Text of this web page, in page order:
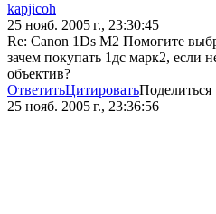
kapjicoh
25 нояб. 2005 г., 23:30:45
Re: Canon 1Ds M2 Помогите
зачем покупать 1дс марк2, если
объектив?
ОтветитьЦитироватьПоделиться
25 нояб. 2005 г., 23:36:56